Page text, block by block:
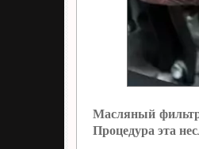
Масляный
Процедура эта